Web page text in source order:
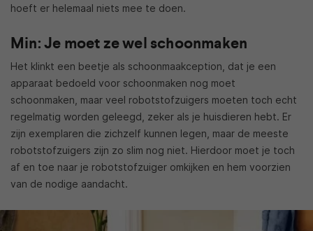
hoeft er helemaal niets mee te doen.
Min: Je moet ze wel schoonmaken
Het klinkt een beetje als schoonmaakception, dat je een
apparaat bedoeld voor schoonmaken nog moet
schoonmaken, maar veel robotstofzuigers moeten toch echt
regelmatig worden geleegd, zeker als je huisdieren hebt. Er
zijn exemplaren die zichzelf kunnen legen, maar de meeste
robotstofzuigers zijn zo slim nog niet. Hierdoor moet je toch
af en toe naar je robotstofzuiger omkijken en hem voorzien
van de nodige aandacht.